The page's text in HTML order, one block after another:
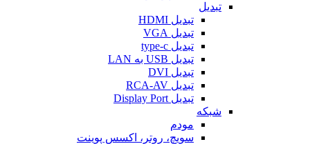
تبدیل
تبدیل HDMI
تبدیل VGA
تبدیل type-c
تبدیل USB به LAN
تبدیل DVI
تبدیل RCA-AV
تبدیل Display Port
شبکه
مودم
سویچ، روتر، اکسس پوینت